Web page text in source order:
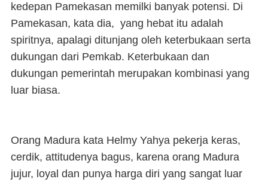
kedepan Pamekasan memilki banyak potensi. Di
Pamekasan, kata dia, yang hebat itu adalah
spiritnya, apalagi ditunjang oleh keterbukaan serta
dukungan dari Pemkab. Keterbukaan dan
dukungan pemerintah merupakan kombinasi yang
luar biasa.
Orang Madura kata Helmy Yahya pekerja keras,
cerdik, attitudenya bagus, karena orang Madura
jujur, loyal dan punya harga diri yang sangat luar